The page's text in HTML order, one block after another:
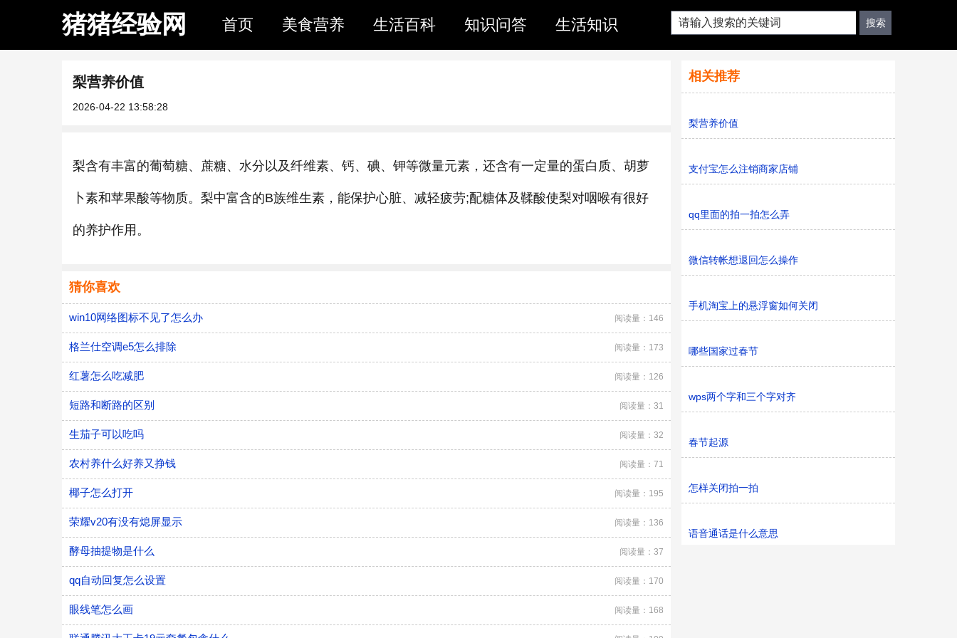
猪猪经验网 首页 美食营养 生活百科 知识问答 生活知识
梨营养价值
2026-04-22 13:58:28
梨含有丰富的葡萄糖、蔗糖、水分以及纤维素、钙、碘、钾等微量元素，还含有一定量的蛋白质、胡萝
卜素和苹果酸等物质。梨中富含的B族维生素，能保护心脏、减轻疲劳;配糖体及鞣酸使梨对咽喉有很好
的养护作用。
猜你喜欢
win10网络图标不见了怎么办 阅读量：146
格兰仕空调e5怎么排除 阅读量：173
红薯怎么吃减肥 阅读量：126
短路和断路的区别 阅读量：31
生茄子可以吃吗 阅读量：32
农村养什么好养又挣钱 阅读量：71
椰子怎么打开 阅读量：195
荣耀v20有没有熄屏显示 阅读量：136
酵母抽提物是什么 阅读量：37
qq自动回复怎么设置 阅读量：170
眼线笔怎么画 阅读量：168
相关推荐
梨营养价值
支付宝怎么注销商家店铺
qq里面的拍一拍怎么弄
微信转帐想退回怎么操作
手机淘宝上的悬浮窗如何关闭
哪些国家过春节
wps两个字和三个字对齐
春节起源
怎样关闭拍一拍
语音通话是什么意思